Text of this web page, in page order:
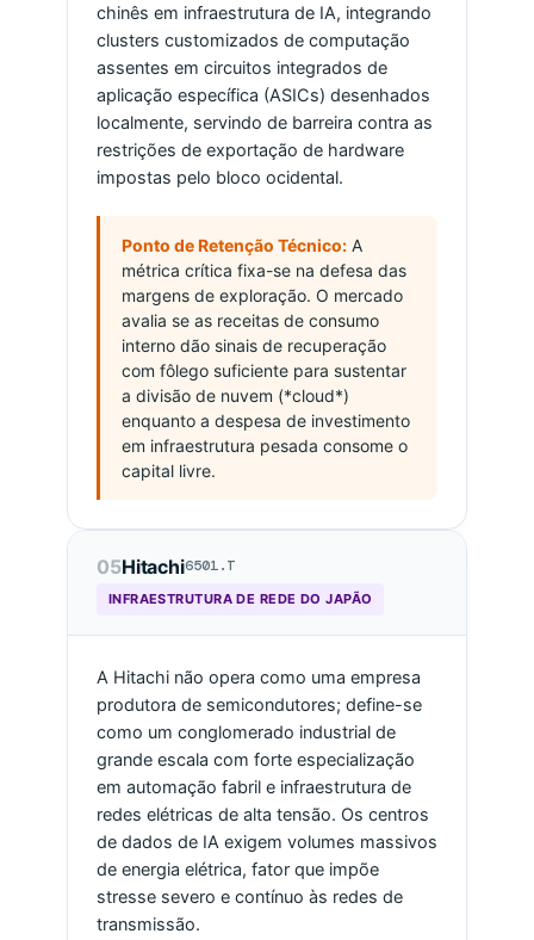
chinês em infraestrutura de IA, integrando
clusters customizados de computação
assentes em circuitos integrados de
aplicação específica (ASICs) desenhados
localmente, servindo de barreira contra as
restrições de exportação de hardware
impostas pelo bloco ocidental.
Ponto de Retenção Técnico:A
métrica crítica fixa-se na defesa das
margens de exploração. O mercado
avalia se as receitas de consumo
interno dão sinais de recuperação
com fôlego suficiente para sustentar
a divisão de nuvem (*cloud*)
enquanto a despesa de investimento
em infraestrutura pesada consome o
capital livre.
05Hitachi6501.T
INFRAESTRUTURA DE REDE DO JAPÃO
A Hitachi não opera como uma empresa
produtora de semicondutores; define-se
como um conglomerado industrial de
grande escala com forte especialização
em automação fabril e infraestrutura de
redes elétricas de alta tensão. Os centros
de dados de IA exigem volumes massivos
de energia elétrica, fator que impõe
stresse severo e contínuo às redes de
transmissão.